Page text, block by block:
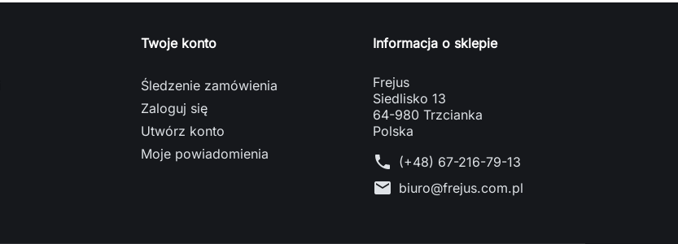
Twoje konto
Śledzenie zamówienia
Zaloguj się
Utwórz konto
Moje powiadomienia
Informacja o sklepie
Frejus
Siedlisko 13
64-980 Trzcianka
Polska
phone (+48) 67-216-79-13
mail biuro@frejus.com.pl